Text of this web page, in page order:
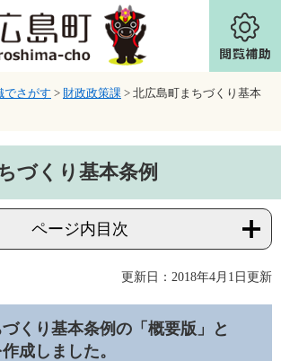
へ
でさがす > 財政政策課 > 北広島町まちづくり基本
づくり基本条例
ページ内目次
更新日：2018年4月1日更新
くり基本条例の「概要版」と
成しました。